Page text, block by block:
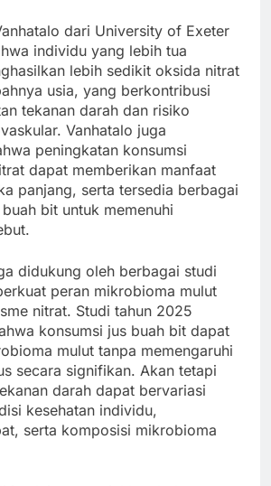
dari University of Exeter
individu yang lebih tua
lebih sedikit oksida nitrat
usia, yang berkontribusi
tekanan darah dan risiko
Vanhatalo juga
peningkatan konsumsi
dapat memberikan manfaat
panjang, serta tersedia berbagai
bit untuk memenuhi
didukung oleh berbagai studi
peran mikrobioma mulut
nitrat. Studi tahun 2025
konsumsi jus buah bit dapat
mulut tanpa memengaruhi
secara signifikan. Akan tetapi
darah dapat bervariasi
kesehatan individu,
serta komposisi mikrobioma